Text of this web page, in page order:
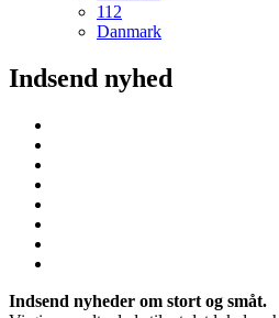
112
Danmark
Indsend nyhed
Indsend nyheder om stort og småt.